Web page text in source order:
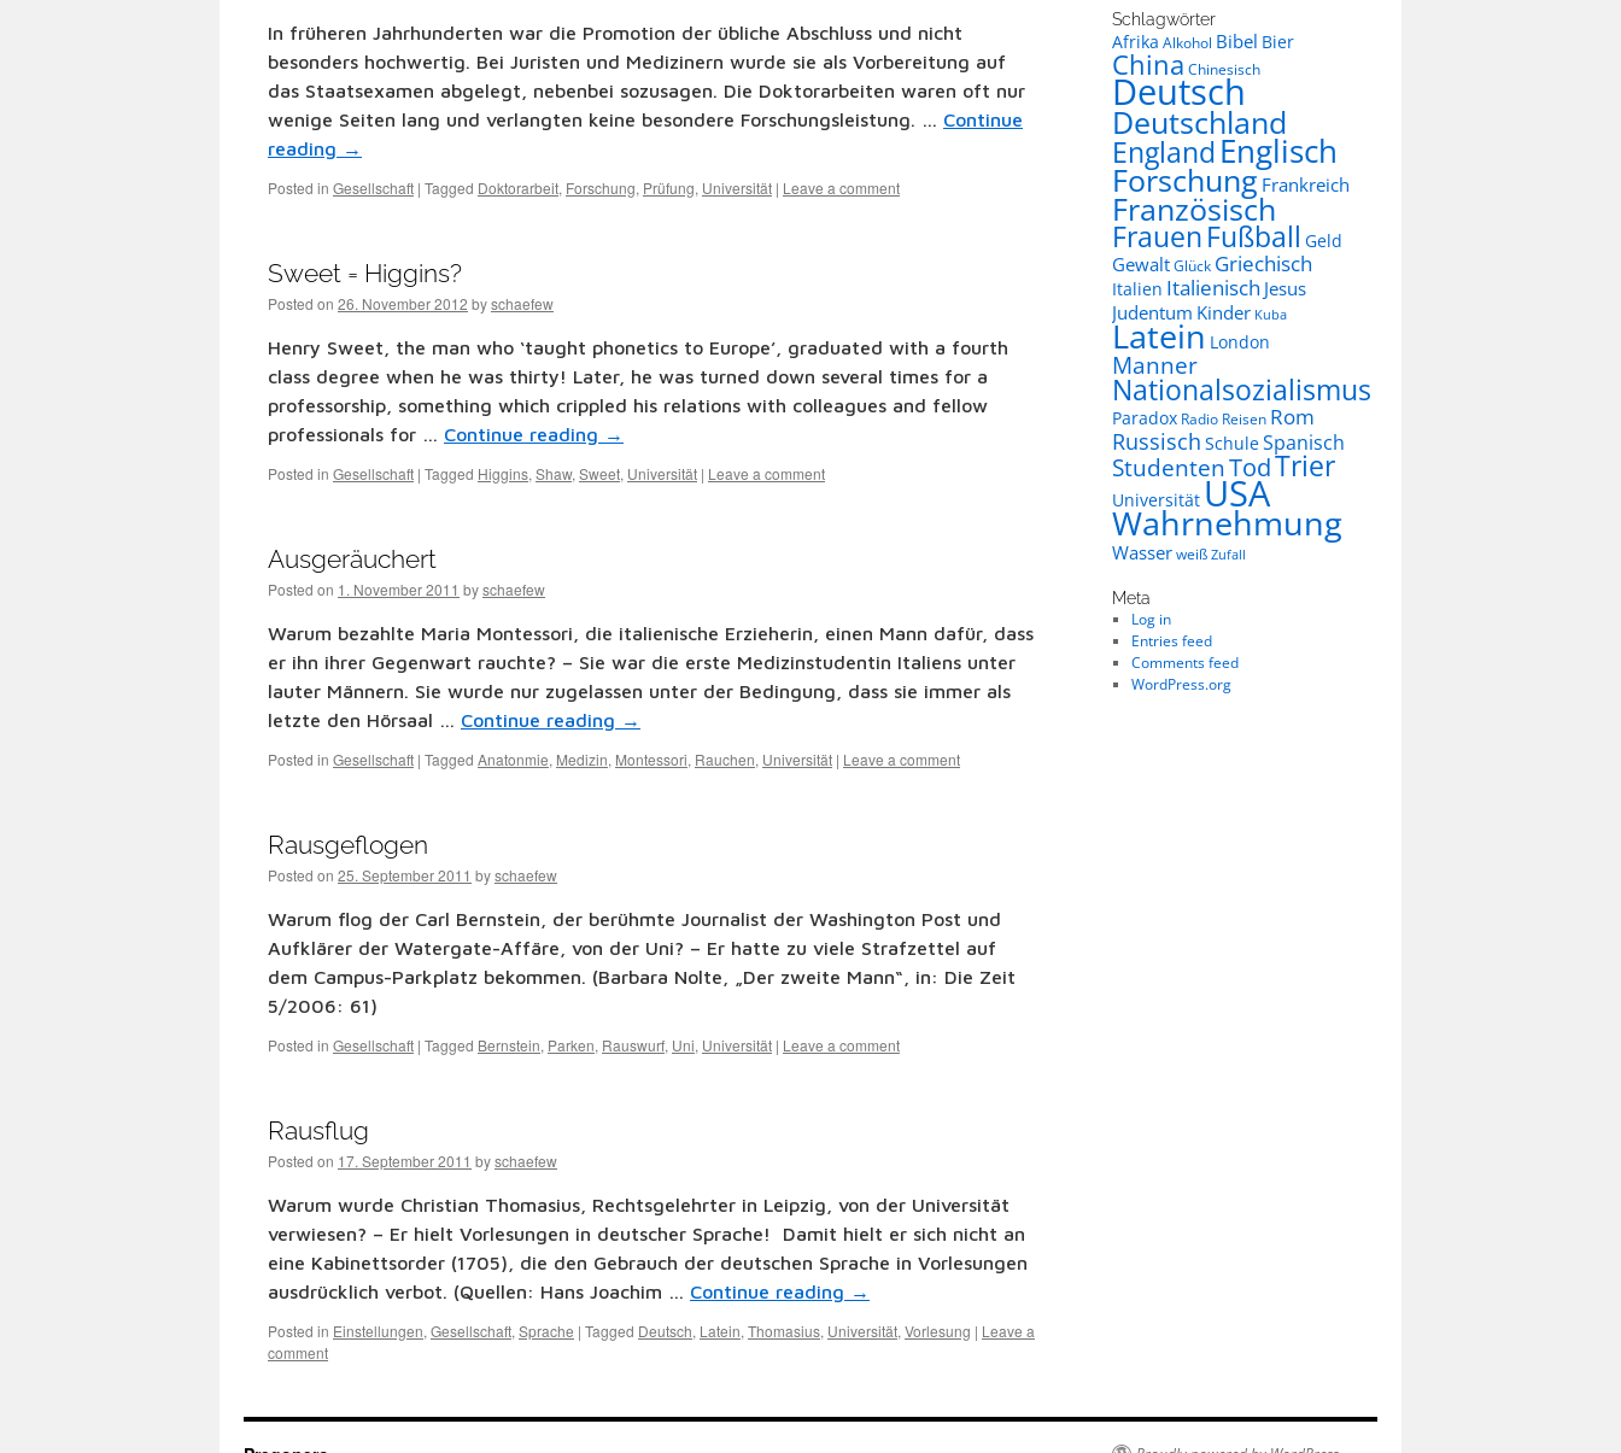
In früheren Jahrhunderten war die Promotion der übliche Abschluss und nicht
besonders hochwertig. Bei Juristen und Medizinern wurde sie als Vorbereitung auf
das Staatsexamen abgelegt, nebenbei sozusagen. Die Doktorarbeiten waren oft nur
wenige Seiten lang und verlangten keine besondere Forschungsleistung. … Continue
reading →
Posted in Gesellschaft | Tagged Doktorarbeit, Forschung, Prüfung, Universität | Leave a comment
Sweet = Higgins?
Posted on 26. November 2012 byschaefew
Henry Sweet, the man who ‘taught phonetics to Europe’, graduated with a fourth
class degree when he was thirty! Later, he was turned down several times for a
professorship, something which crippled his relations with colleagues and fellow
professionals for … Continue reading →
Posted in Gesellschaft | Tagged Higgins, Shaw, Sweet, Universität | Leave a comment
Ausgeräuchert
Posted on 1. November 2011 byschaefew
Warum bezahlte Maria Montessori, die italienische Erzieherin, einen Mann dafür, dass
er ihn ihrer Gegenwart rauchte? – Sie war die erste Medizinstudentin Italiens unter
lauter Männern. Sie wurde nur zugelassen unter der Bedingung, dass sie immer als
letzte den Hörsaal … Continue reading →
Posted in Gesellschaft | Tagged Anatonmie, Medizin, Montessori, Rauchen, Universität | Leave a comment
Rausgeflogen
Posted on 25. September 2011 byschaefew
Warum flog der Carl Bernstein, der berühmte Journalist der Washington Post und
Aufklärer der Watergate-Affäre, von der Uni? – Er hatte zu viele Strafzettel auf
dem Campus-Parkplatz bekommen. (Barbara Nolte, „Der zweite Mann“, in: Die Zeit
5/2006: 61)
Posted in Gesellschaft | Tagged Bernstein, Parken, Rauswurf, Uni, Universität | Leave a comment
Rausflug
Posted on 17. September 2011 byschaefew
Warum wurde Christian Thomasius, Rechtsgelehrter in Leipzig, von der Universität
verwiesen? – Er hielt Vorlesungen in deutscher Sprache! Damit hielt er sich nicht an
eine Kabinettsorder (1705), die den Gebrauch der deutschen Sprache in Vorlesungen
ausdrücklich verbot. (Quellen: Hans Joachim … Continue reading →
Posted in Einstellungen, Gesellschaft, Sprache | Tagged Deutsch, Latein, Thomasius, Universität, Vorlesung | Leave a
comment
Schlagwörter
Afrika Alkohol Bibel Bier
China Chinesisch
Deutsch
Deutschland
EnglandEnglisch
Forschung Frankreich
Französisch
FrauenFußball Geld
GewaltGlück Griechisch
Italien Italienisch Jesus
Judentum Kinder Kuba
Latein London
Manner
Nationalsozialismus
Paradox Radio Reisen Rom
Russisch SchuleSpanisch
StudentenTodTrier
Universität USA
Wahrnehmung
Wasserweiß Zufall
Meta
Log in
Entries feed
Comments feed
WordPress.org